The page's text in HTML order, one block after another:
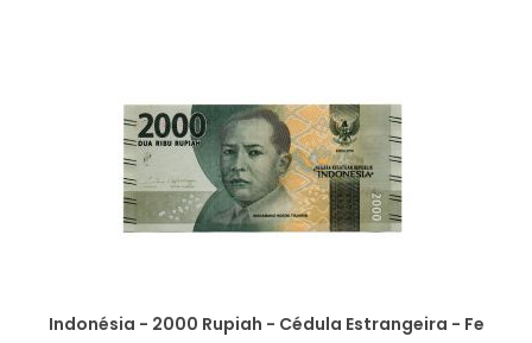
Indonésia - 2000 Rupiah - Cédula Estrangeira - Fe